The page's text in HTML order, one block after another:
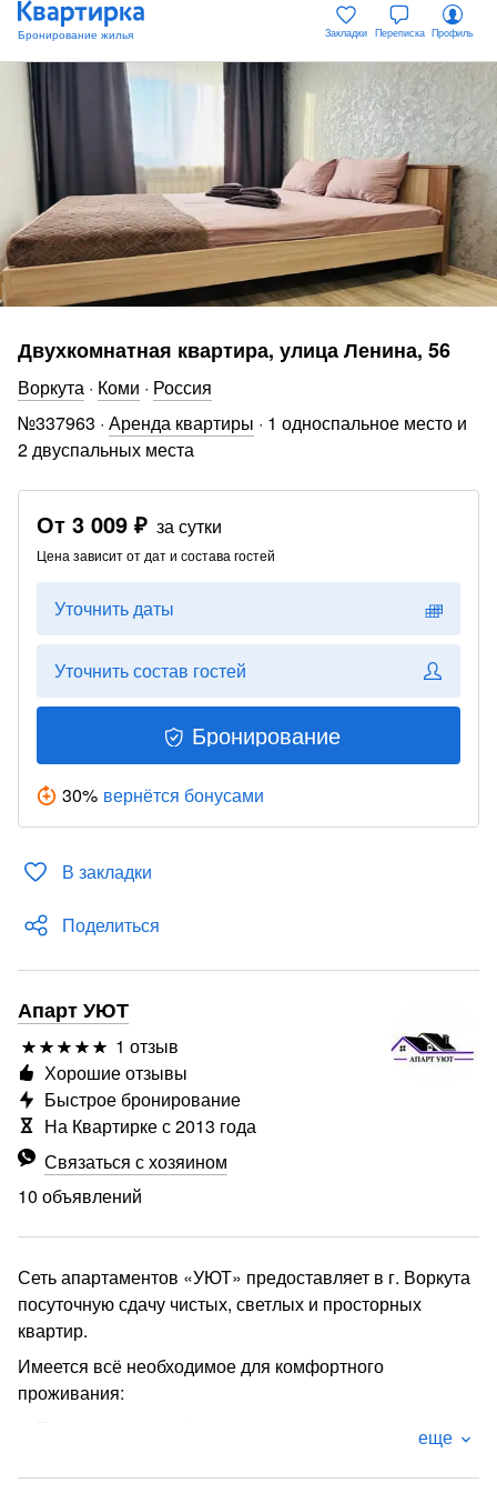
Закладки Переписка Профиль
Двухкомнатная квартира, улица Ленина, 56
Воркута · Коми · Россия
№337963 · Аренда квартиры · 1 односпальное место и
2 двуспальных места
От 3 009 ₽ за сутки
Цена зависит от дат и состава гостей
Уточнить даты
Уточнить состав гостей
Бронирование
30% вернётся бонусами
В закладки
Поделиться
Апарт УЮТ
1 отзыв
Связаться с хозяином
10 объявлений
Хорошие отзывы
Быстрое бронирование
На Квартирке с 2013 года
Сеть апартаментов «УЮТ» предоставляет в г. Воркута
посуточную сдачу чистых, светлых и просторных
квартир.
Имеется всё необходимое для комфортного
проживания:
микроволновая печь, духовка, электрический чайник);
еще